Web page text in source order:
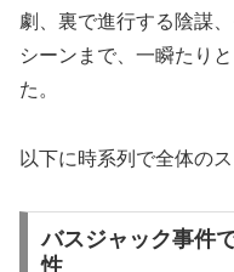
劇、裏で進行する陰謀
シーンまで、一瞬たり
た。
以下に時系列で全体の
バスジャック事件
性